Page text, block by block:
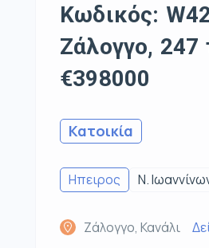
Κωδικός:
Ζάλογγο, 247
€398000
Κατοικία
Ηπειρος Ν.
Ζάλογγο, Κανάλι